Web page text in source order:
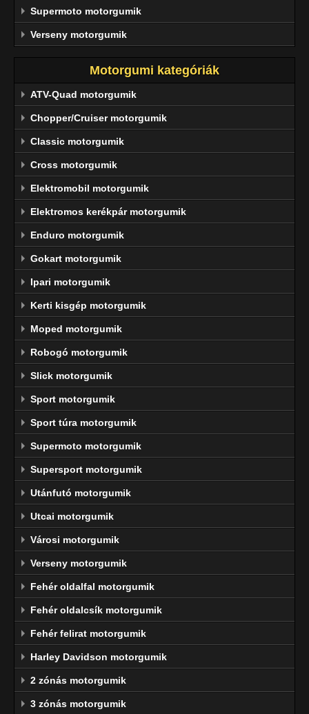
Supermoto motorgumik
Verseny motorgumik
Motorgumi kategóriák
ATV-Quad motorgumik
Chopper/Cruiser motorgumik
Classic motorgumik
Cross motorgumik
Elektromobil motorgumik
Elektromos kerékpár motorgumik
Enduro motorgumik
Gokart motorgumik
Ipari motorgumik
Kerti kisgép motorgumik
Moped motorgumik
Robogó motorgumik
Slick motorgumik
Sport motorgumik
Sport túra motorgumik
Supermoto motorgumik
Supersport motorgumik
Utánfutó motorgumik
Utcai motorgumik
Városi motorgumik
Verseny motorgumik
Fehér oldalfal motorgumik
Fehér oldalcsík motorgumik
Fehér felirat motorgumik
Harley Davidson motorgumik
2 zónás motorgumik
3 zónás motorgumik